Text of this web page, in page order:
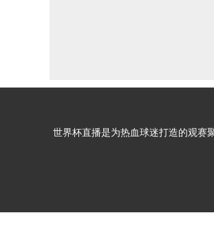
世界杯直播是为热血球迷打造的观赛